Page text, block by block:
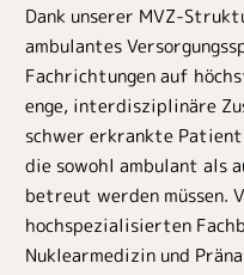
Dank unserer MVZ-
ambulantes
Fachrichtungen auf
enge, interdisziplinäre
schwer erkrankte
die sowohl ambulant als
betreut werden müssen.
hochspezialisierten
Nuklearmedizin und